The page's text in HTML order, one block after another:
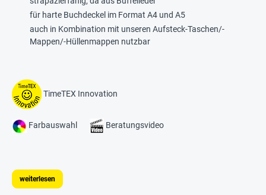
für harte Buchdeckel im Format A4 und A5
auch in Kombination mit unseren Aufsteck-Taschen/-
Mappen/-Hüllenmappen nutzbar
TimeTEX Innovation
Farbauswahl Beratungsvideo
weiterlesen